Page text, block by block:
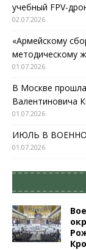
учебный FPV-
02.07.2026
«Армейскому
методическому
01.07.2026
В Москве
Валентиновича
01.07.2026
ИЮЛЬ В
01.07.2026